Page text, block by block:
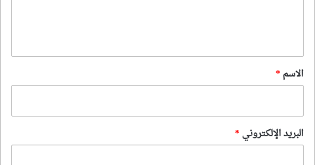
*
الاسم *
البريد الإلكتروني *